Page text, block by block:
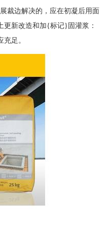
裁边解决的，应在初凝后用面
更新改造和加{标记}固灌浆：
足。